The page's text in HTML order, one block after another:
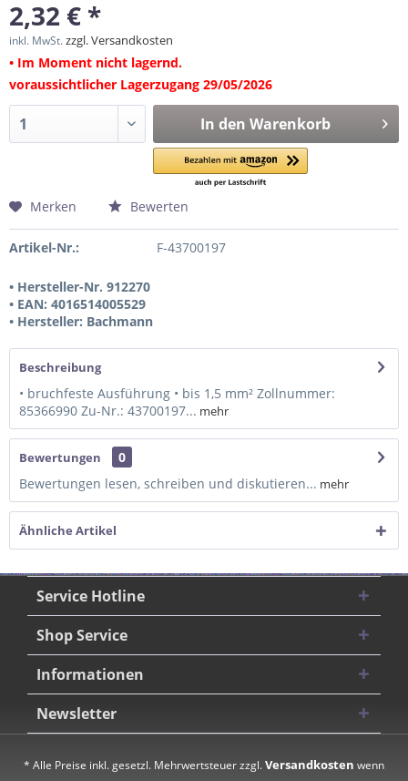
2,32 € *
inkl. MwSt.zzgl. Versandkosten
• Im Moment nicht lagernd.
voraussichtlicher Lagerzugang 29/05/2026
In den Warenkorb
Merken Bewerten
Artikel-Nr.: F-43700197
• Hersteller-Nr. 912270
• EAN: 4016514005529
• Hersteller: Bachmann
Beschreibung
• bruchfeste Ausführung • bis 1,5 mm² Zollnummer:
85366990 Zu-Nr.: 43700197... mehr
Bewertungen
0
Bewertungen lesen, schreiben und diskutieren... mehr
Ähnliche Artikel
Service Hotline
Shop Service
Informationen
Newsletter
* Alle Preise inkl. gesetzl. Mehrwertsteuer zzgl.Versandkosten wenn